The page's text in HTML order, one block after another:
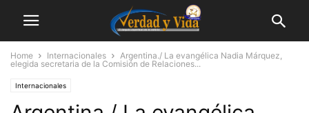
Home Internacionales
Argentina./ La evangélica Nadia Márquez,
elegida secretaria de la Comisión de Relaciones...
Internacionales